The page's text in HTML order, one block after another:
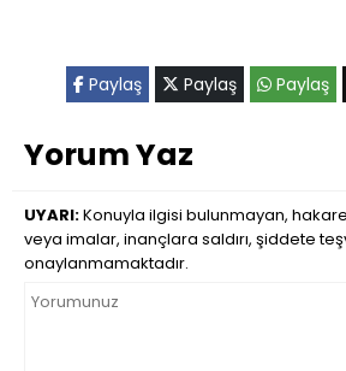
Paylaş Paylaş Paylaş
Yorum Yaz
UYARI:Konuyla ilgisi bulunmayan,
veya imalar, inançlara saldırı, şiddete
onaylanmamaktadır.